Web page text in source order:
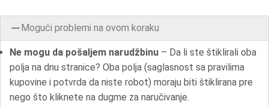
Mogući problemi na ovom koraku
Ne mogu da pošaljem narudžbinu – Da li ste štiklirali oba
polja na dnu stranice? Oba polja (saglasnost sa pravilima
kupovine i potvrda da niste robot) moraju biti štiklirana pre
nego što kliknete na dugme za naručivanje.